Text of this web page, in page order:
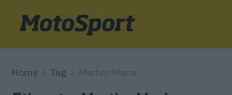
Home Tag Martim Maria